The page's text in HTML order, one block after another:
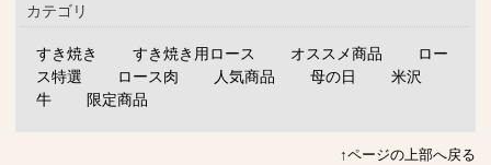
カテゴリ
すき焼き すき焼き用ロース オススメ商品
ロー
ス特選
ロース肉 人気商品 母の日
米沢
牛
限定商品
↑ページの上部へ戻る